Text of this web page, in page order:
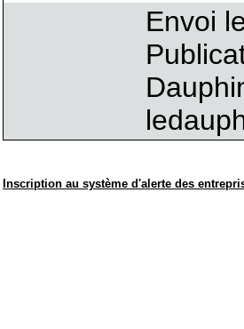
Envoi
Inscription au système d'alerte des